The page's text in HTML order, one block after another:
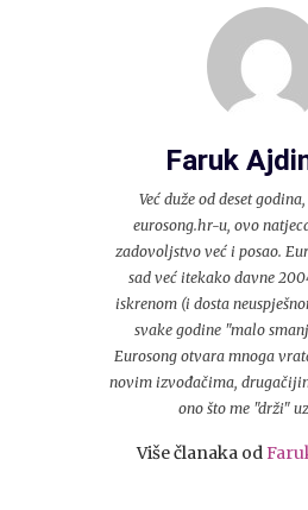
Faruk
Već duže od deset
eurosong.hr-u, ovo
zadovoljstvo već i posao.
sad već itekako davne
iskrenom (i dosta
svake godine "malo
Eurosong otvara mnoga
novim izvođačima,
ono što me "drži"
Više članaka od